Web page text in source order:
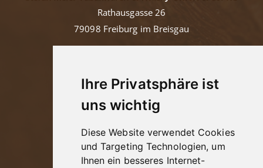
Ihre Privatsphäre ist
uns wichtig
Diese Website verwendet Cookies
und Targeting Technologien, um
Ihnen ein besseres Internet-
Rathausgasse 26
79098 Freiburg im Breisgau
Mail:
contact@tabakmeier.com
Kontakt
Impressum
Datenschutz